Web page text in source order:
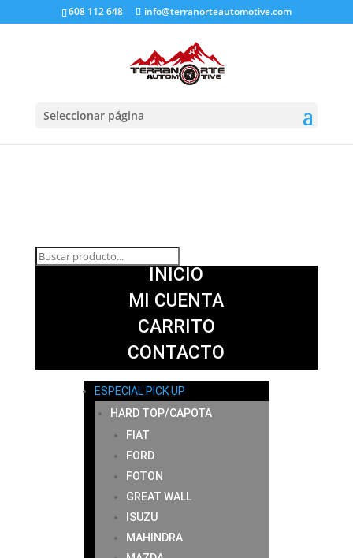
608 112 648 info@terranorteautomotive.com
Seleccionar página
INICIO
MI CUENTA
CARRITO
CONTACTO
ESPECIAL PICK UP
HARD TOP/CAPOTA
FIAT
FORD
FOTON
GREAT WALL
ISUZU
MAHINDRA